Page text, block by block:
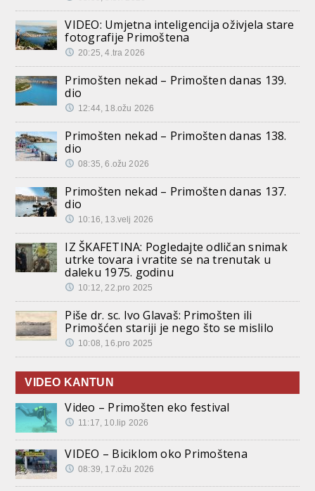
VIDEO: Umjetna inteligencija oživjela stare
fotografije Primoštena
20:25, 4.tra 2026
Primošten nekad – Primošten danas 139.
dio
12:44, 18.ožu 2026
Primošten nekad – Primošten danas 138.
dio
08:35, 6.ožu 2026
Primošten nekad – Primošten danas 137.
dio
10:16, 13.velj 2026
IZ ŠKAFETINA: Pogledajte odličan snimak
utrke tovara i vratite se na trenutak u
daleku 1975. godinu
10:12, 22.pro 2025
Piše dr. sc. Ivo Glavaš: Primošten ili
Primošćen stariji je nego što se mislilo
10:08, 16.pro 2025
VIDEO KANTUN
Video – Primošten eko festival
11:17, 10.lip 2026
VIDEO – Biciklom oko Primoštena
08:39, 17.ožu 2026